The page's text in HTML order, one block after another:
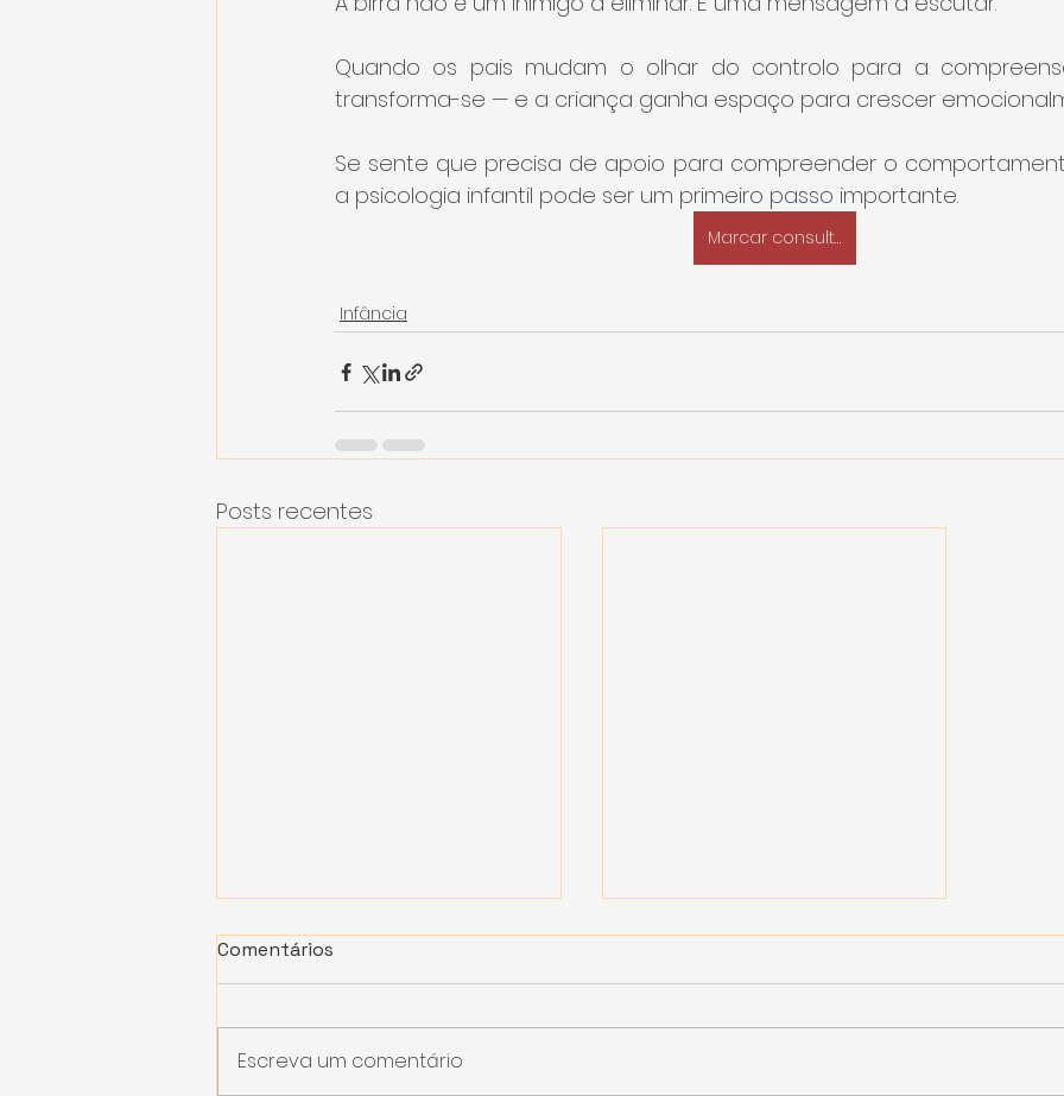
Quando os pais mudam o olhar do controlo para a
transforma-se — e a criança ganha espaço para crescer
Se sente que precisa de apoio para compreender o
a psicologia infantil pode ser um primeiro passo importante.
Marcar consulta
Infância
Posts recentes
Comentários
Escreva um comentário